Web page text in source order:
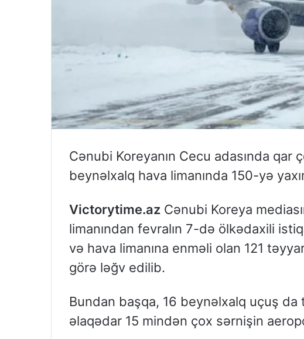
Cənubi Koreyanın Cecu adasında
beynəlxalq hava limanında 150-yə
Victorytime.az Cənubi Koreya
limanından fevralın 7-də ölkədaxili
və hava limanına enməli olan 121
görə ləğv edilib.
Bundan başqa, 16 beynəlxalq uçuş da
əlaqədar 15 mindən çox sərnişin